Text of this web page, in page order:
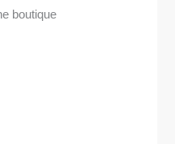
boutique